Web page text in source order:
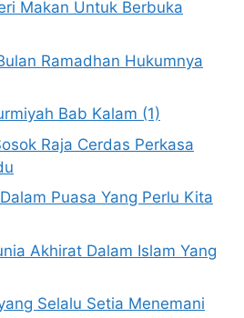
Makan Untuk Berbuka
Ramadhan Hukumnya
Bab Kalam (1)
Raja Cerdas Perkasa
Puasa Yang Perlu Kita
Akhirat Dalam Islam Yang
Selalu Setia Menemani